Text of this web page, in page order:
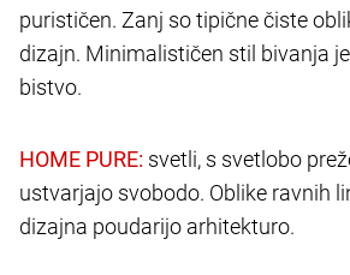
purističen. Zanj so tipične čiste
dizajn. Minimalističen stil bivanja
bistvo.
svetli, s svetlobo
ustvarjajo svobodo. Oblike ravnih
dizajna poudarijo arhitekturo.